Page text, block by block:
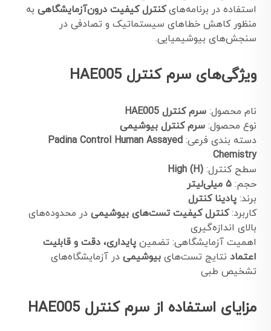
استفاده در برنامه‌هایکنترل کیفیت درون‌آزمایشگاهی به
منظور کاهش خطاهای سیستماتیک و تصادفی در
سنجش‌های بیوشیمیایی.
ویژگی‌های سرم کنترل HAE005
نام محصول: سرم کنترل HAE005
نوع محصول: سرم کنترل بیوشیمی
دسته بندی فرعی: Padina Control Human Assayed
Chemistry
سطح کنترل: High (H)
حجم: ۵ میلی‌لیتر
برند: پادینا کنترل
کاربرد:کنترل کیفیت تست‌های بیوشیمی در محدوده‌های
بالای اندازه‌گیری
اهمیت آزمایشگاهی: تضمین پایداری، دقت و قابلیت
اعتماد نتایج تست‌های بیوشیمی در آزمایشگاه‌های
تشخیص طبی
مزایای استفاده از سرم کنترل HAE005